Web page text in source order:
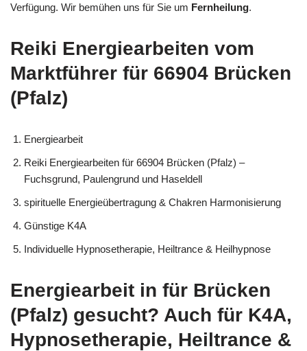
Verfügung. Wir bemühen uns für Sie um Fernheilung.
Reiki Energiearbeiten vom
Marktführer für 66904 Brücken
(Pfalz)
Energiearbeit
Reiki Energiearbeiten für 66904 Brücken (Pfalz) –
Fuchsgrund, Paulengrund und Haseldell
spirituelle Energieübertragung & Chakren Harmonisierung
Günstige K4A
Individuelle Hypnosetherapie, Heiltrance & Heilhypnose
Energiearbeit in für Brücken
(Pfalz) gesucht? Auch für K4A,
Hypnosetherapie, Heiltrance &